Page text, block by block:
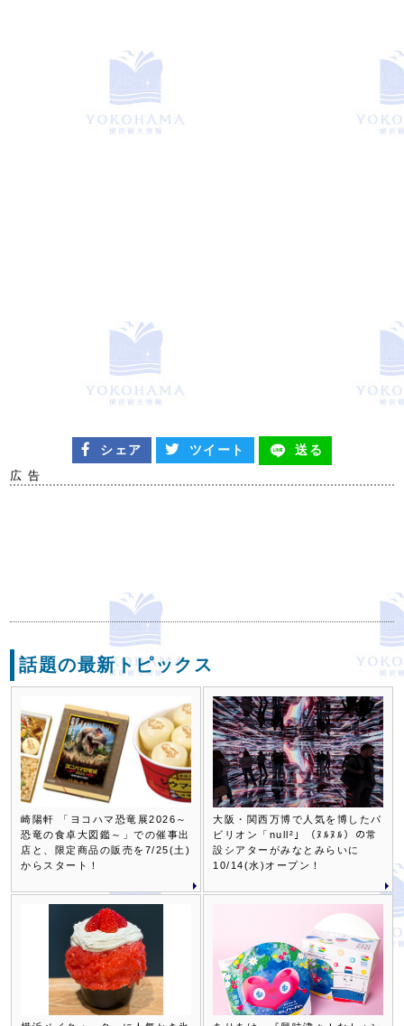
シェア ツイート 送る
広 告
話題の最新トピックス
崎陽軒 「ヨコハマ恐竜展2026～
恐竜の食卓大図鑑～」での催事出
店と、限定商品の販売を7/25(土)
からスタート！
大阪・関西万博で人気を博したパ
ビリオン「null²」（ﾇﾙﾇﾙ）の常
設シアターがみなとみらいに
10/14(水)オープン！